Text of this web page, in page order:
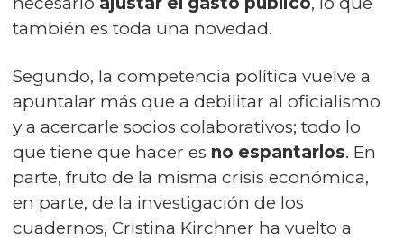
también es toda una novedad.
Segundo, la competencia política vuelve a
apuntalar más que a debilitar al oficialismo
y a acercarle socios colaborativos; todo lo
que tiene que hacer es no espantarlos. En
parte, fruto de la misma crisis económica,
en parte, de la investigación de los
cuadernos, Cristina Kirchner ha vuelto a